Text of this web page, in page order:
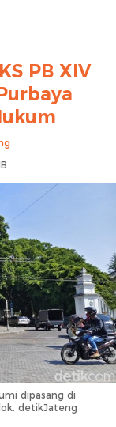
PB XIV
dipasang di
detikJateng